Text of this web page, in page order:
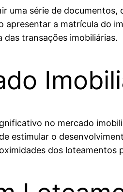
uma série de
apresentar a matrícula do
das transações imobiliárias.
no mercado
estimular o
dos loteamentos